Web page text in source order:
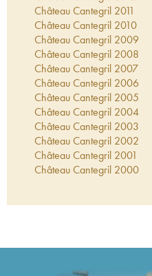
Château Cantegril 2011
Château Cantegril 2010
Château Cantegril 2009
Château Cantegril 2008
Château Cantegril 2007
Château Cantegril 2006
Château Cantegril 2005
Château Cantegril 2004
Château Cantegril 2003
Château Cantegril 2002
Château Cantegril 2001
Château Cantegril 2000
Château Cantegril